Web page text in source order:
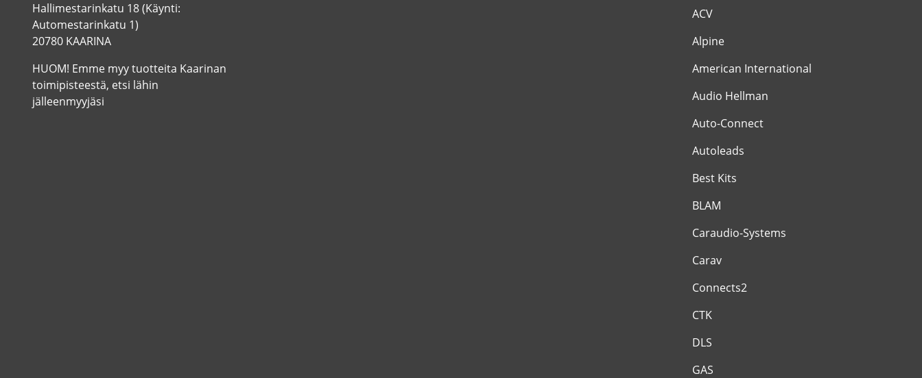
Hallimestarinkatu 18 (Käynti:
Automestarinkatu 1)
20780 KAARINA
HUOM! Emme myy tuotteita Kaarinan
toimipisteestä, etsi lähin
jälleenmyyjäsi
ACV
Alpine
American International
Audio Hellman
Auto-Connect
Autoleads
Best Kits
BLAM
Caraudio-Systems
Carav
Connects2
CTK
DLS
GAS